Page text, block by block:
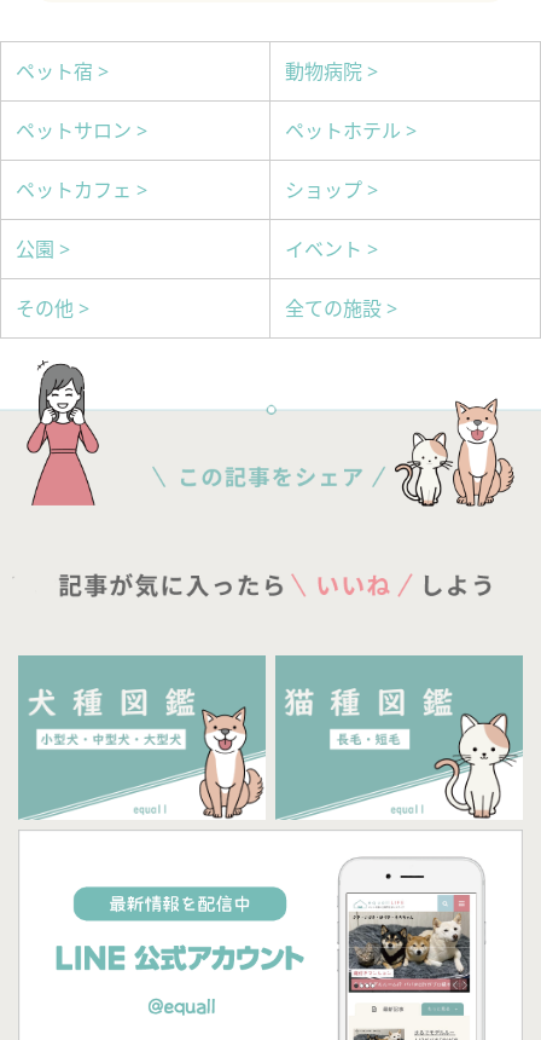
ペット宿 > 動物病院 >
ペットサロン > ペットホテル >
ペットカフェ > ショップ >
公園 > イベント >
その他 > 全ての施設 >